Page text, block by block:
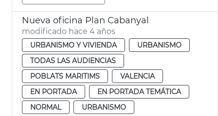
Nueva oficina Plan Cabanyal
modificado hace 4 años
URBANISMO Y VIVIENDA
URBANISMO
TODAS LAS AUDIENCIAS
POBLATS MARITIMS
VALENCIA
EN PORTADA
EN PORTADA TEMÁTICA
NORMAL
URBANISMO